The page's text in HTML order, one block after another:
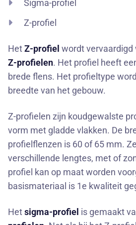
Sigma-profiel
Z-profiel
HetZ-profiel wordt vervaardigd
Z-profielen. Het profiel heeft
brede flens. Het profieltype
breedte van het gebouw.
Z-profielen zijn koudgewalste
vorm met gladde vlakken. De
profielflenzen is 60 of 65 mm.
verschillende lengtes, met of
profiel kan op maat worden
basismateriaal is 1e kwaliteit
Hetsigma-profiel is gemaakt